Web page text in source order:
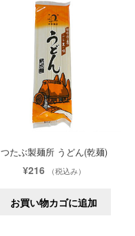
つたぶ製麺所 うどん(乾麺)
¥216 （税込み）
お買い物カゴに追加